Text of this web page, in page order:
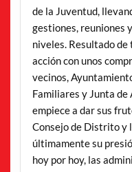
de la Juventud,
gestiones, reuniones
niveles. Resultado
acción con unos
vecinos,
Familiares y Junta de
empiece a dar sus
Consejo de Distrito y
últimamente su
hoy por hoy, las